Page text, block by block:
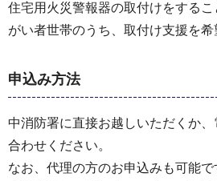
住宅用火災警報器の取付けをする
がい者世帯のうち、取付け支援を希
申込み方法
中消防署に直接お越しいただくか
合わせください。
なお、代理の方のお申込みも可能で